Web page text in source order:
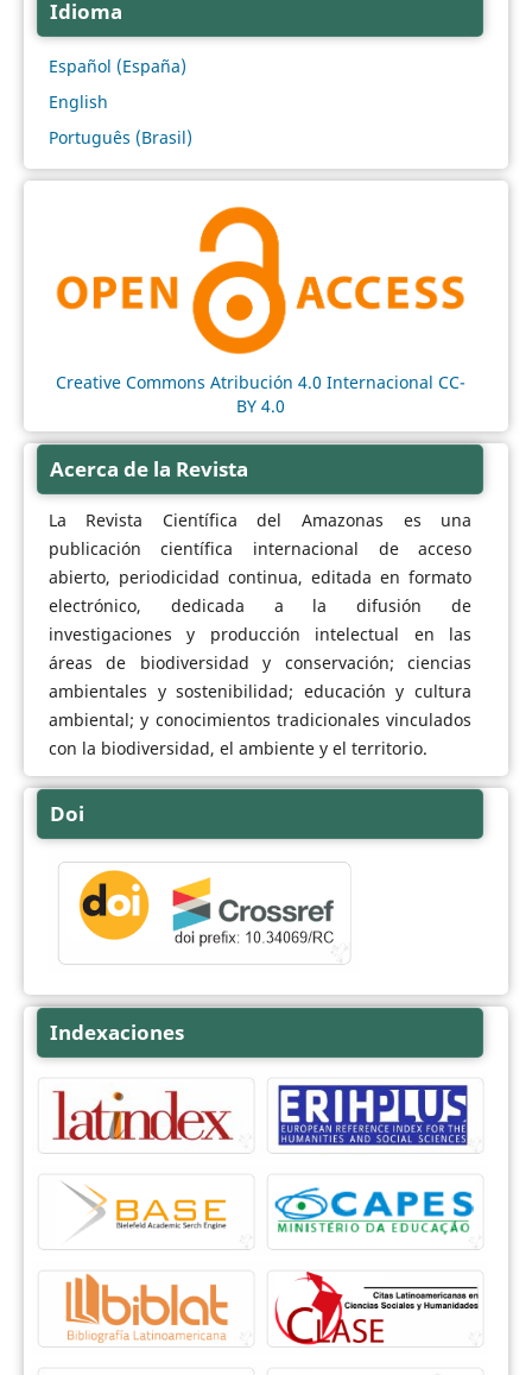
Idioma
Español (España)
English
Português (Brasil)
Creative Commons Atribución 4.0 Internacional CC-
BY 4.0
Acerca de la Revista
La Revista Científica del Amazonas es una
publicación científica internacional de acceso
abierto, periodicidad continua, editada en formato
electrónico, dedicada a la difusión de
investigaciones y producción intelectual en las
áreas de biodiversidad y conservación; ciencias
ambientales y sostenibilidad; educación y cultura
ambiental; y conocimientos tradicionales vinculados
con la biodiversidad, el ambiente y el territorio.
Doi
Indexaciones